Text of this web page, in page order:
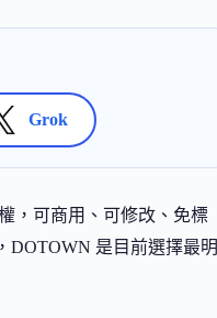
Grok
，可商用、可修改、免標
DOTOWN 是目前選擇最明